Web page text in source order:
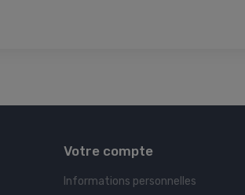
Votre compte
Informations personnelles